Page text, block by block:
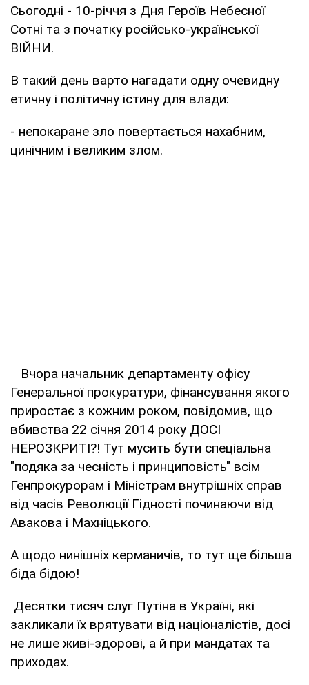
Сьогодні - 10-річчя з Дня Героїв Небесної
Сотні та з початку російсько-української
ВІЙНИ.
В такий день варто нагадати одну очевидну
етичну і політичну істину для влади:
- непокаране зло повертається нахабним,
цинічним і великим злом.
Вчора начальник департаменту офісу
Генеральної прокуратури, фінансування якого
приростає з кожним роком, повідомив, що
вбивства 22 січня 2014 року ДОСІ
НЕРОЗКРИТІ?! Тут мусить бути спеціальна
"подяка за чесність і принциповість" всім
Генпрокурорам і Міністрам внутрішніх справ
від часів Революції Гідності починаючи від
Авакова і Махніцького.
А щодо нинішніх керманичів, то тут ще більша
біда бідою!
Десятки тисяч слуг Путіна в Україні, які
закликали їх врятувати від націоналістів, досі
не лише живі-здорові, а й при мандатах та
приходах.